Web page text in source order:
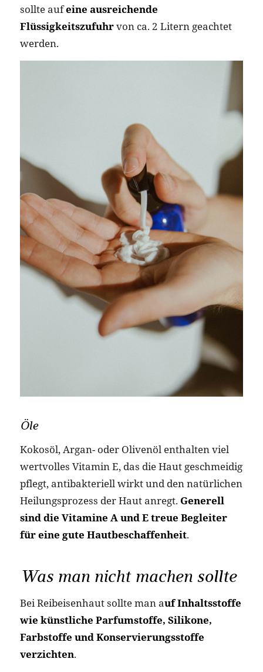
sollte aufeine ausreichende
Flüssigkeitszufuhrvon ca. 2 Litern geachtet
werden.
Öle
Kokosöl, Argan- oder Olivenöl enthalten viel
wertvolles Vitamin E, das die Haut geschmeidig
pflegt, antibakteriell wirkt und den natürlichen
Heilungsprozess der Haut anregt. Generell
sind die Vitamine A und E treue Begleiter
für eine gute Hautbeschaffenheit.
Was man nicht machen sollte
Bei Reibeisenhaut sollte man auf Inhaltsstoffe
wie künstliche Parfumstoffe, Silikone,
Farbstoffe und Konservierungsstoffe
verzichten.